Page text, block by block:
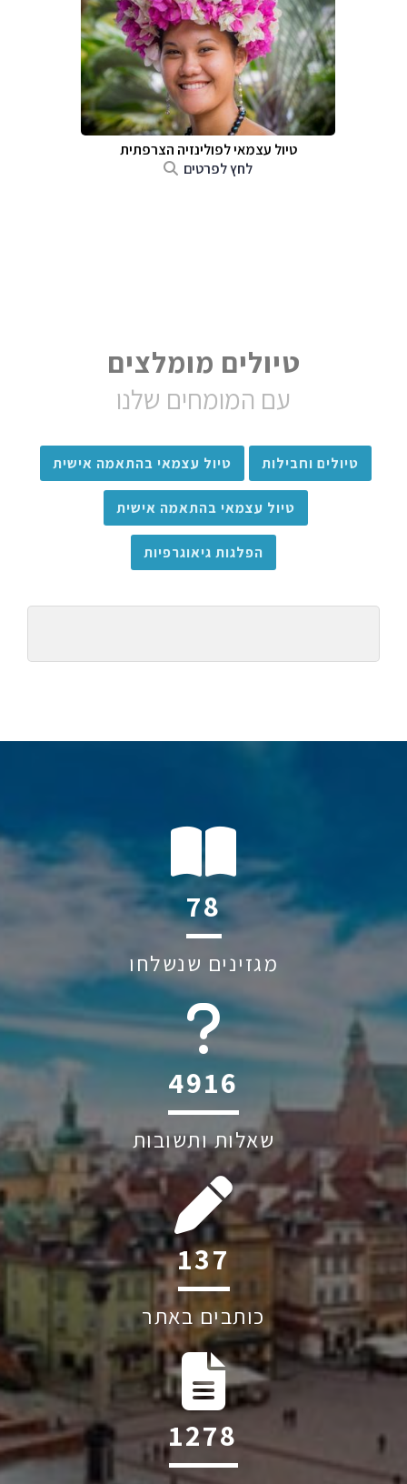
טיול עצמאי לפולינזיה הצרפתית
לחץ לפרטים
טיולים מומלצים
עם המומחים שלנו
טיולים וחבילות טיול עצמאי בהתאמה אישית
טיול עצמאי בהתאמה אישית
הפלגות גיאוגרפיות
112
מגזינים שנשלחו
6045
שאלות ותשובות
197
כותבים באתר
1830